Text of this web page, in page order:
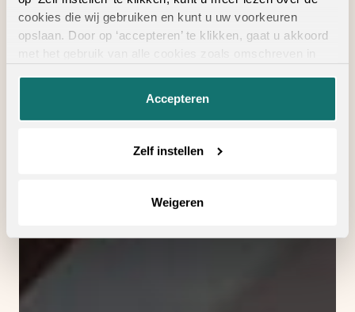
cookies die wij gebruiken en kunt u uw voorkeuren
opslaan. Door op ‘accepteren’ te klikken, gaat u akkoord
Accepteren
Zelf instellen
Weigeren